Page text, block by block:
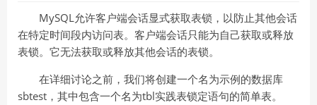
MySQL允许客户端会话显式获取表锁，以防止其他会话
在特定时间段内访问表。客户端会话只能为自己获取或释放
表锁。它无法获取或释放其他会话的表锁。
在详细讨论之前，我们将创建一个名为示例的数据库
sbtest，其中包含一个名为tbl实践表锁定语句的简单表。